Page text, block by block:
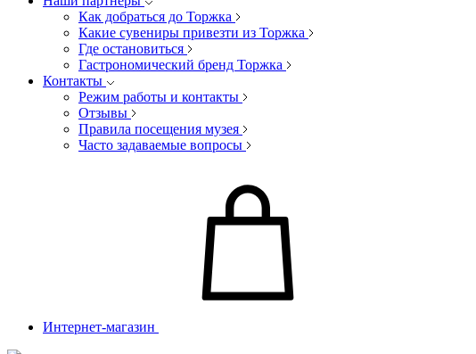
Как добраться до Торжка
Какие сувениры привезти из Торжка
Где остановиться
Гастрономический бренд Торжка
Контакты
Режим работы и контакты
Отзывы
Правила посещения музея
Часто задаваемые вопросы
Интернет-магазин